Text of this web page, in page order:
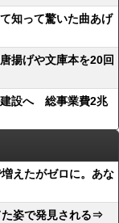
知って驚いた曲あげ
揚げや文庫本を20回
建設へ 総事業費2兆
えたがゼロに。あな
た姿で発見される⇒